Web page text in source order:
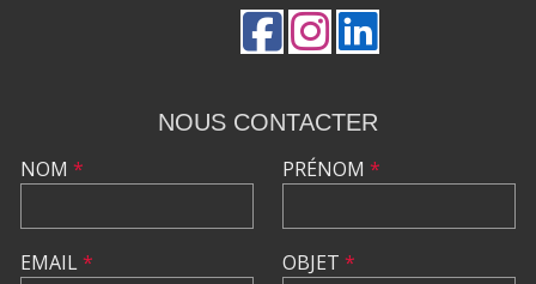
NOUS CONTACTER
NOM *
EMAIL*
PRÉNOM *
OBJET *